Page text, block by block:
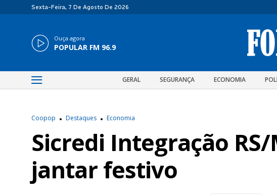
Sexta-Feira, 7 De Agosto De 2026
Ouça agora
POPULAR FM 96.9
GERAL SEGURANÇA ECONOMIA
Coopop Destaques Economia
Sicredi Integração
jantar festivo